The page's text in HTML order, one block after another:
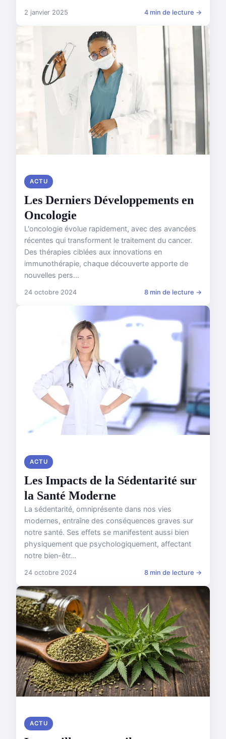
2 janvier 2025 4 min de lecture →
ACTU
Les Derniers Développements en
Oncologie
L'oncologie évolue rapidement, avec des avancées
récentes qui transforment le traitement du cancer.
Des thérapies ciblées aux innovations en
immunothérapie, chaque découverte apporte de
nouvelles pers...
24 octobre 2024 8 min de lecture →
ACTU
Les Impacts de la Sédentarité sur
la Santé Moderne
La sédentarité, omniprésente dans nos vies
modernes, entraîne des conséquences graves sur
notre santé. Ses effets se manifestent aussi bien
physiquement que psychologiquement, affectant
notre bien-êtr...
24 octobre 2024 8 min de lecture →
ACTU